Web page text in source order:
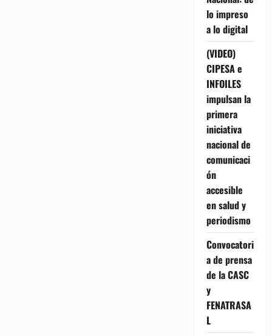
lo impreso
a lo digital
(VIDEO)
CIPESA e
INFOILES
impulsan la
primera
iniciativa
nacional de
comunicaci
ón
accesible
en salud y
periodismo
Convocatori
a de prensa
de la CASC
y
FENATRASA
L